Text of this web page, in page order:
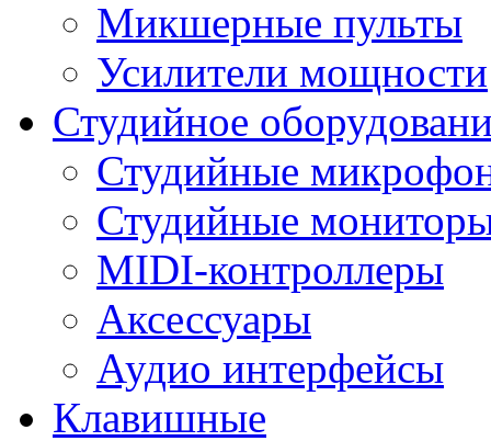
Микшерные пульты
Усилители мощности
Студийное
Студийные
Студийные
MIDI-контроллеры
Аксессуары
Аудио интерфейсы
Клавишные